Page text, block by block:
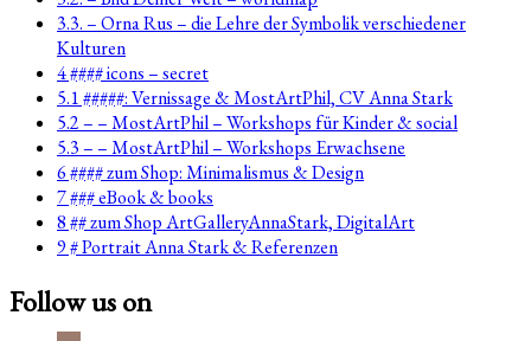
3.3. – Orna Rus – die Lehre der Symbolik verschiedener
Kulturen
4 #### icons – secret
5.1 #####: Vernissage & MostArtPhil, CV Anna Stark
5.2 – – MostArtPhil – Workshops für Kinder & social
5.3 – – MostArtPhil – Workshops Erwachsene
6 #### zum Shop: Minimalismus & Design
7 ### eBook & books
8 ## zum Shop ArtGalleryAnnaStark, DigitalArt
9 # Portrait Anna Stark & Referenzen
Follow us on